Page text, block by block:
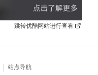
跳转优酷网站进行查看
站点导航